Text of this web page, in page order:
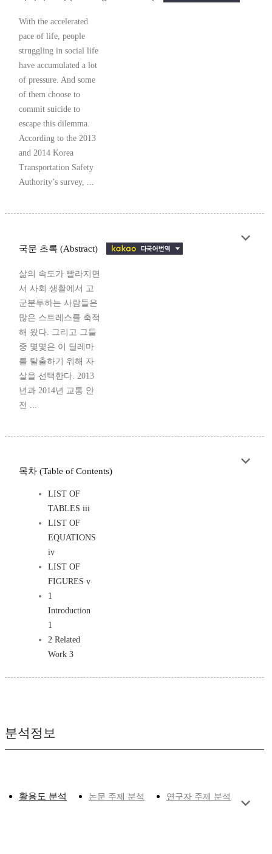
With the accelerated
pace of life, people
struggling in social life
have accumulated a lot
of pressure. And some
of them choose to
commit suicide to
escape this dilemma.
According to the 2013
and 2014 Korea
Transportation Safety
Authority’s survey, ...
국문 초록 (Abstract)
삶의 속도가 빨라지면
서 사회 생활에서 고
군분투하는 사람들은
많은 스트레스를 축적
해 왔다. 그리고 그들
중 몇몇은 이 딜레마
를 탈출하기 위해 자
살을 선택한다. 2013
년과 2014년 교통 안
전 ...
목차 (Table of Contents)
LIST OF
TABLES iii
LIST OF
EQUATIONS
iv
LIST OF
FIGURES v
1
Introduction
1
2 Related
Work 3
분석정보
활용도 분석 논문 주제 분석 연구자 주제 분석